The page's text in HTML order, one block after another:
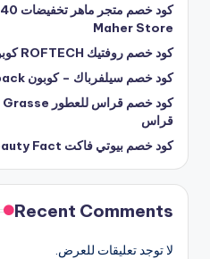
Maher Store
كود خصم روفتيك ROFTECH كوبون خصم روفتيك
كود خصم سيلفرباك – كوبون Silverback
قراس
كود خصم بيوتي فاكت Beauty Fact حتى 30%
Recent Comments
لا توجد تعليقات للعرض.